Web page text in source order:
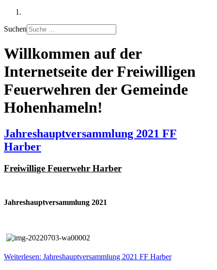
Suchen
Willkommen auf der
Internetseite der Freiwilligen
Feuerwehren der Gemeinde
Hohenhameln!
Jahreshauptversammlung 2021 FF
Harber
Freiwillige Feuerwehr Harber
Jahreshauptversammlung 2021
Weiterlesen: Jahreshauptversammlung 2021 FF Harber